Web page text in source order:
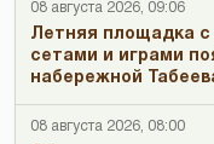
08 августа 2026, 09:06
Летняя площадка
сетами и играми
набережной
08 августа 2026, 08:00